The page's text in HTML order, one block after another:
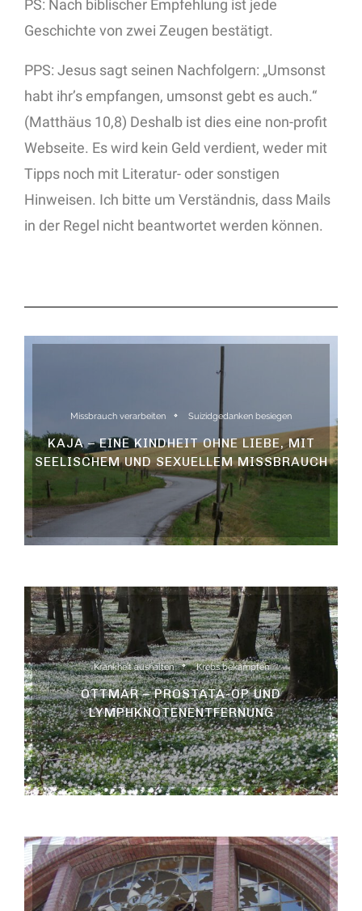
PS: Nach biblischer Empfehlung ist jede
Geschichte von zwei Zeugen bestätigt.
PPS: Jesus sagt seinen Nachfolgern: „Umsonst
habt ihr’s empfangen, umsonst gebt es auch.“
(Matthäus 10,8) Deshalb ist dies eine non-profit
Webseite. Es wird kein Geld verdient, weder mit
Tipps noch mit Literatur- oder sonstigen
Hinweisen. Ich bitte um Verständnis, dass Mails
in der Regel nicht beantwortet werden können.
Missbrauch verarbeiten Suizidgedanken besiegen
KAJA – EINE KINDHEIT OHNE LIEBE, MIT
SEELISCHEM UND SEXUELLEM MISSBRAUCH
Krankheit aushalten Krebs bekämpfen
OTTMAR – PROSTATA-OP UND
LYMPHKNOTENENTFERNUNG